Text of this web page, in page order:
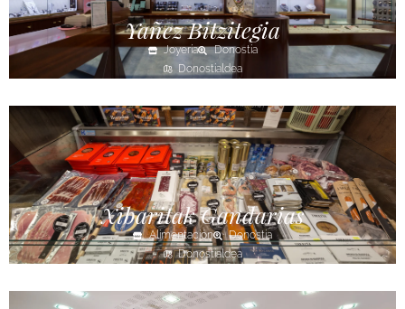
Yañez Bitzitegia
Joyería
Donostia
Donostialdea
Xibaritak Gandarias
Alimentación
Donostia
Donostialdea